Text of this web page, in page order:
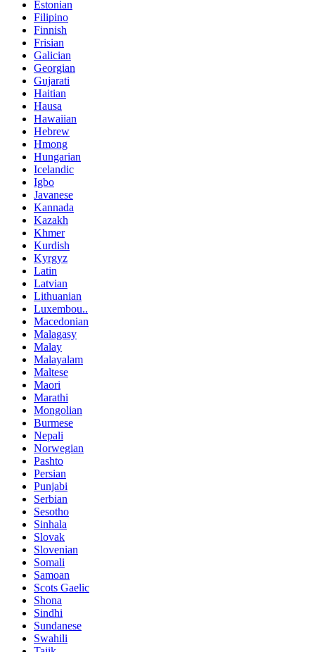
Estonian
Filipino
Finnish
Frisian
Galician
Georgian
Gujarati
Haitian
Hausa
Hawaiian
Hebrew
Hmong
Hungarian
Icelandic
Igbo
Javanese
Kannada
Kazakh
Khmer
Kurdish
Kyrgyz
Latin
Latvian
Lithuanian
Luxembou..
Macedonian
Malagasy
Malay
Malayalam
Maltese
Maori
Marathi
Mongolian
Burmese
Nepali
Norwegian
Pashto
Persian
Punjabi
Serbian
Sesotho
Sinhala
Slovak
Slovenian
Somali
Samoan
Scots Gaelic
Shona
Sindhi
Sundanese
Swahili